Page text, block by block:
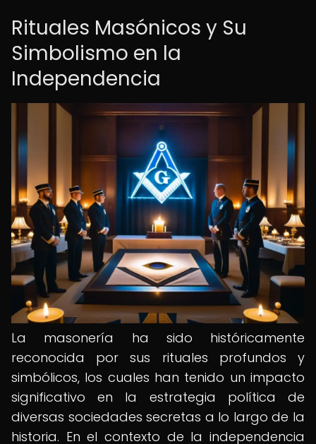
Rituales Masónicos y Su
Simbolismo en la
Independencia
La masonería ha sido históricamente
reconocida por sus rituales profundos y
simbólicos, los cuales han tenido un impacto
significativo en la estrategia política de
diversas sociedades secretas a lo largo de la
historia. En el contexto de la independencia